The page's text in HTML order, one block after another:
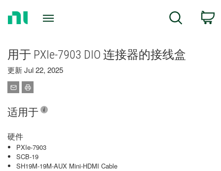
Search
用于 PXIe-7903 DIO 连接器的接线盒
更新 Jul 22, 2025
适用于
硬件
PXIe-7903
SCB-19
SH19M-19M-AUX Mini-HDMI Cable